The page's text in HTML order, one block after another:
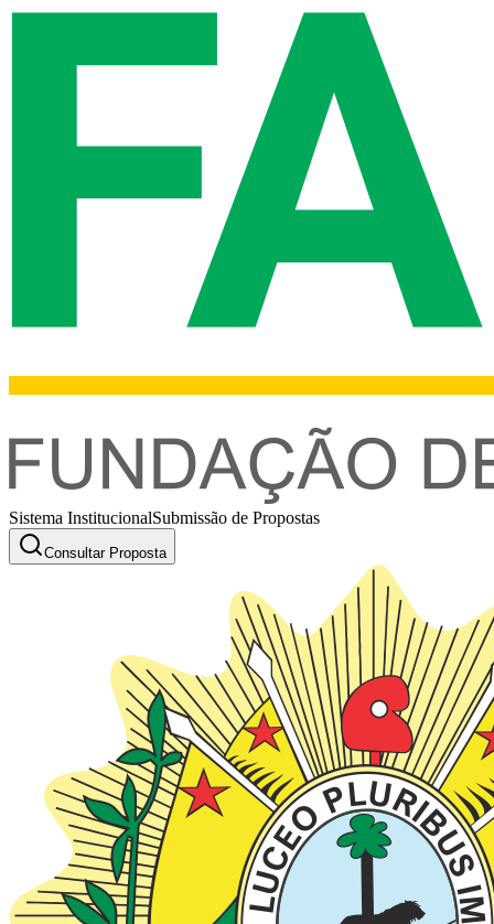
Sistema InstitucionalSubmissão de Propostas
Consultar Proposta